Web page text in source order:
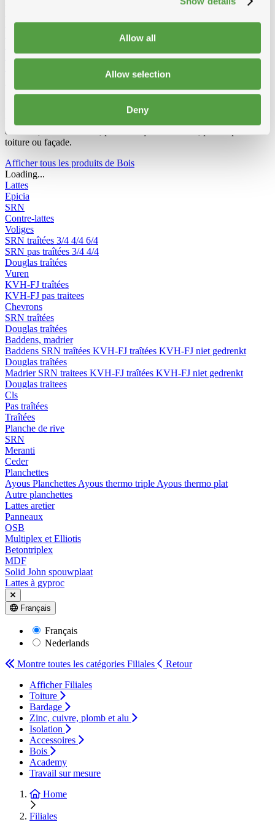
Allow all
Allow selection
Deny
Echelles et passerelles de travailEchelles 2-parties convertibles
Echelles 3-parties convertibles Escabeau double
Echafaudage pliable
Echelles de toitAccessoires pour echelles
Tout pour le bois
Chevrons, voliges, lattes, lambris ou panneaux : Toitmat propose
essences, traitées ou non, pour une qualité durable, prête à poser sur
toiture ou façade.
Afficher tous les produits de Bois
Loading...
Lattes
Epicia
SRN
Contre-lattes
Voliges
SRN traîtées 3/4 4/4 6/4
SRN pas traîtées 3/4 4/4
Douglas traîtées
Vuren
KVH-FJ traîtées
KVH-FJ pas traitees
Chevrons
SRN traîtées
Douglas traîtées
Baddens, madrier
Baddens SRN traîtées KVH-FJ traîtées KVH-FJ niet gedrenkt
Douglas traîtées
Madrier SRN traitees KVH-FJ traîtées KVH-FJ niet gedrenkt
Douglas traitees
Cls
Pas traîtées
Traîtées
Planche de rive
SRN
Meranti
Ceder
Planchettes
Ayous Planchettes Ayous thermo triple Ayous thermo plat
Autre planchettes
Lattes aretier
Panneaux
OSB
Multiplex et Elliotis
Betontriplex
MDF
Solid John spouwplaat
Lattes à gyproc
Français
Français
Nederlands
Montre toutes les catégories Filiales
Retour
Afficher Filiales
Toiture
Bardage
Zinc, cuivre, plomb et alu
Isolation
Accessoires
Bois
Academy
Travail sur mesure
Home
Filiales